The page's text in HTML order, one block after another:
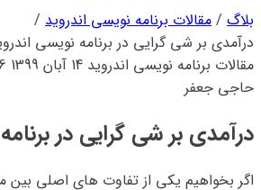
بلاگ / مقالات برنامه نویسی اندروید /
درآمدی بر شی گرایی در برنامه نویسی
مقالات برنامه نویسی اندروید 14 آبان 1399 26
حاجی جعفر
درآمدی بر شی گرایی در
اگر بخواهیم یکی از تفاوت های اصلی بین